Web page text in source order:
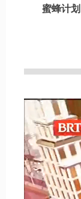
蜜蜂计